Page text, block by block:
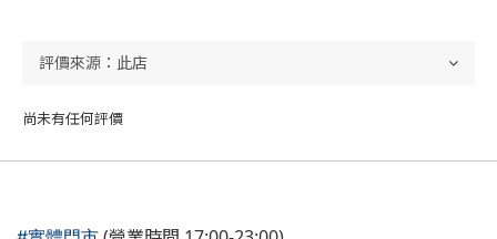
尚未有任何評價